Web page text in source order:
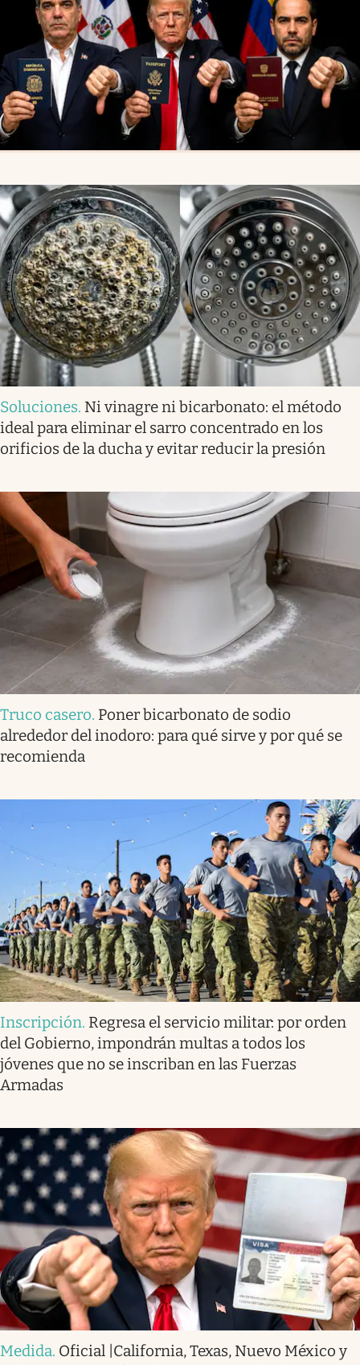
Soluciones. Ni vinagre ni bicarbonato: el método
ideal para eliminar el sarro concentrado en los
orificios de la ducha y evitar reducir la presión
Truco casero. Poner bicarbonato de sodio
alrededor del inodoro: para qué sirve y por qué se
recomienda
Inscripción. Regresa el servicio militar: por orden
del Gobierno, impondrán multas a todos los
jóvenes que no se inscriban en las Fuerzas
Armadas
Medida. Oficial |California, Texas, Nuevo México y